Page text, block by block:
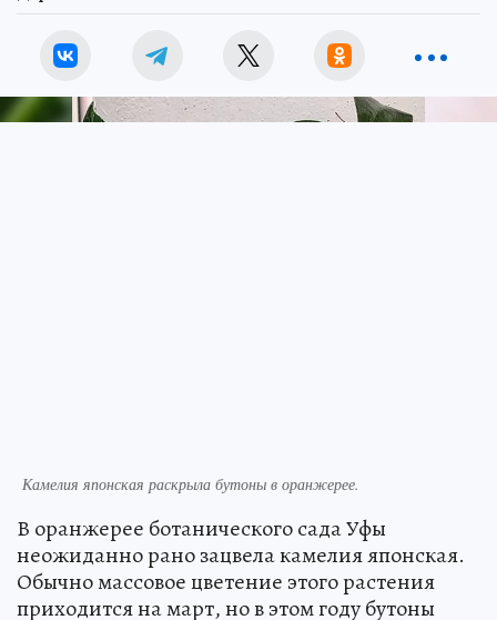
Камелия японская раскрыла бутоны в оранжерее.
В оранжерее ботанического сада Уфы
неожиданно рано зацвела камелия японская.
Обычно массовое цветение этого растения
приходится на март, но в этом году бутоны